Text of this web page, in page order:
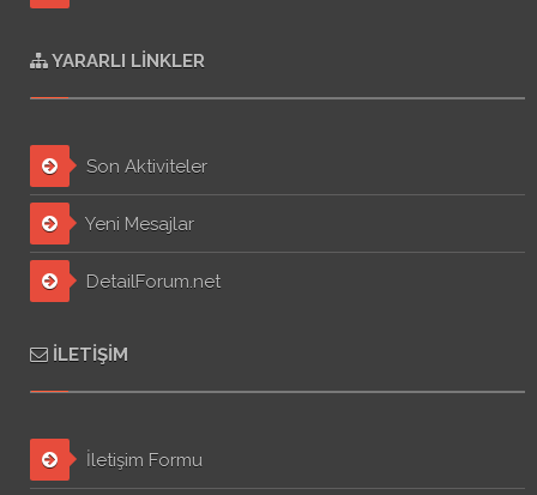
YARARLI LINKLER
Son Aktiviteler
Yeni Mesajlar
DetailForum.net
İLETIŞIM
İletişim Formu